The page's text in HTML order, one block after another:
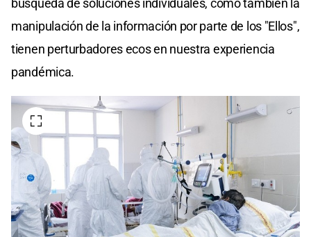
manipulación de la información por parte de los "Ellos",
tienen perturbadores ecos en nuestra experiencia
pandémica.